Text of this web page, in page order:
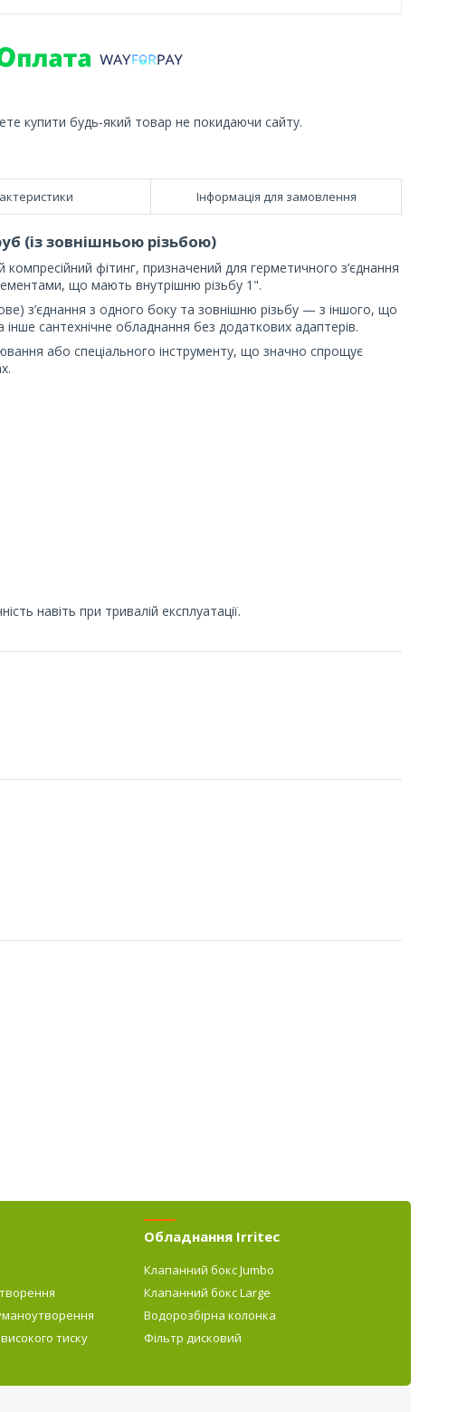
купити будь-який товар не покидаючи сайту.
Інформація для замовлення
(із зовнішньою різьбою)
фітинг, призначений для герметичного з’єднання
що мають внутрішню різьбу 1".
з’єднання з одного боку та зовнішню різьбу — з іншого, що
інше сантехнічне обладнання без додаткових адаптерів.
або спеціального інструменту, що значно спрощує
навіть при тривалій експлуатації.
тиску
Обладнання Irritec
Клапанний бокс Jumbo
Клапанний бокс Large
Водорозбірна колонка
Фільтр дисковий